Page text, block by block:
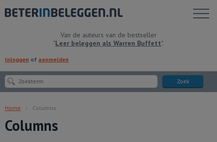
Van de auteurs van de bestseller
"Leer beleggen als Warren Buffett".
Inloggen of aanmelden
Zoek
Toon
Home Columns
Columns